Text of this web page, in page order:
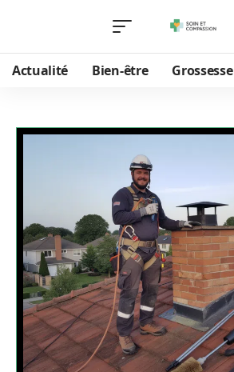
Actualité Bien-être Grossesse